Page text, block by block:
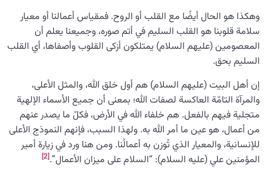
وهكذا هو الحال أيضًا مع القلب أو الروح. فمقياس أعمالنا أو معيار
سلامة قلوبنا هو القلب السليم في أتم صوره، وجميعنا يعلم أن
المعصومين (عليهم السلام) يمتلكون أزكى القلوب وأصفاها، أي القلب
السليم بحق.
إن أهل البيت (عليهم السلام) هم أول خلق الله، والمثل الأعلى،
والمرآة التامّة العاكسة لصفات الله؛ بمعنى أن جميع الأسماء الإلهية
متجلية فيهم بالفعل. هم خلفاء الله في الأرض، فكلّ ما يصدر عنهم
من أعمال، هو عين ما أمر الله به. ولهذا السبب، فإنهم النموذج الأعلى
للإنسانية، والمعيار الذي تُوزن به أعمالُنا. ومن هنا ورد في زيارة أمير
المؤمنين علي (عليه السلام): “السلام على ميزان الأعمال”.[2]